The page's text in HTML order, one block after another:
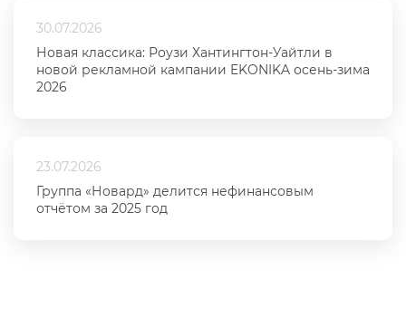
30.07.2026
Новая классика: Роузи Хантингтон-Уайтли в
новой рекламной кампании EKONIKA осень-зима
2026
23.07.2026
Группа «Новард» делится нефинансовым
отчётом за 2025 год